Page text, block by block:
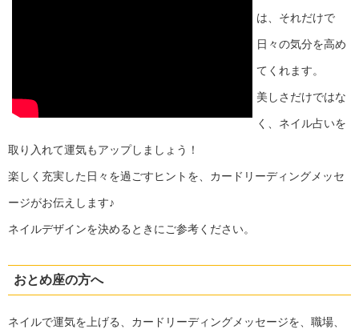
は、それだけで
日々の気分を高め
てくれます。
美しさだけではな
く、ネイル占いを
取り入れて運気もアップしましょう！
楽しく充実した日々を過ごすヒントを、カードリーディングメッセ
ージがお伝えします♪
ネイルデザインを決めるときにご参考ください。
おとめ座の方へ
ネイルで運気を上げる、カードリーディングメッセージを、職場、